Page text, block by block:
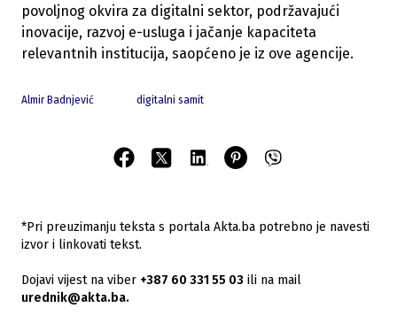
povoljnog okvira za digitalni sektor, podržavajući
inovacije, razvoj e-usluga i jačanje kapaciteta
relevantnih institucija, saopćeno je iz ove agencije.
Almir Badnjević digitalni samit
*Pri preuzimanju teksta s portala Akta.ba potrebno je navesti
izvor i linkovati tekst.
Dojavi vijest na viber +387 60 331 55 03 ili na mail
urednik@akta.ba.